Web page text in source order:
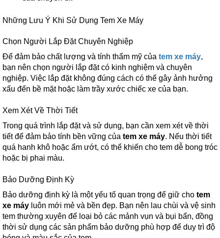
Những Lưu Ý Khi Sử Dụng Tem Xe Máy
Chọn Người Lắp Đặt Chuyên Nghiệp
Để đảm bảo chất lượng và tính thẩm mỹ của tem xe máy,
bạn nên chọn người lắp đặt có kinh nghiệm và chuyên
nghiệp. Việc lắp đặt không đúng cách có thể gây ảnh hưởng
xấu đến bề mặt hoặc làm trầy xước chiếc xe của bạn.
Xem Xét Về Thời Tiết
Trong quá trình lắp đặt và sử dụng, bạn cần xem xét về thời
tiết để đảm bảo tính bền vững của tem xe máy. Nếu thời tiết
quá hanh khô hoặc ẩm ướt, có thể khiến cho tem dễ bong tróc
hoặc bị phai màu.
Bảo Dưỡng Định Kỳ
Bảo dưỡng định kỳ là một yếu tố quan trọng để giữ cho tem
xe máy luôn mới mẻ và bền đẹp. Bạn nên lau chùi và vệ sinh
tem thường xuyên để loại bỏ các mảnh vụn và bụi bẩn, đồng
thời sử dụng các sản phẩm bảo dưỡng phù hợp để duy trì độ